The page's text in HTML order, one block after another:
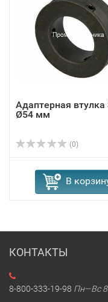
Адаптерная втулка
Ø54 мм
(0)
В
КОНТАКТЫ
8-800-333-19-98 Пн—Вс